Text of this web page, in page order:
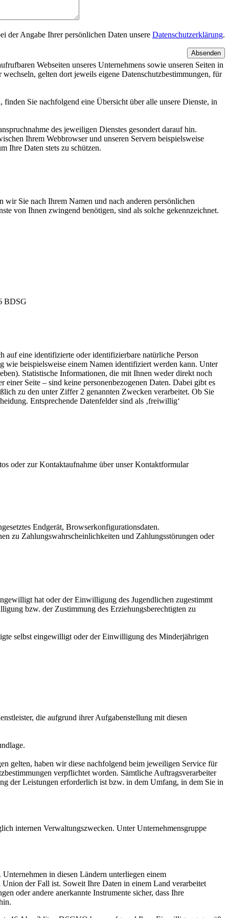
der Angabe Ihrer persönlichen Daten unsere Datenschutzerklärung.
Absenden
Webseiten unseres Unternehmens sowie unseren Seiten in
gelten dort jeweils eigene Datenschutzbestimmungen, für
Sie nachfolgend eine Übersicht über alle unsere Dienste, in
des jeweiligen Dienstes gesondert darauf hin.
Ihrem Webbrowser und unseren Servern beispielsweise
Ihre Daten stets zu schützen.
Sie nach Ihrem Namen und nach anderen persönlichen
von Ihnen zwingend benötigen, sind als solche gekennzeichnet.
BDSG
auf eine identifizierte oder identifizierbare natürliche Person
wie beispielsweise einem Namen identifiziert werden kann. Unter
Statistische Informationen, die mit Ihnen weder direkt noch
Seite – sind keine personenbezogenen Daten. Dabei gibt es
zu den unter Ziffer 2 genannten Zwecken verarbeitet. Ob Sie
Entsprechende Datenfelder sind als ‚freiwillig‘
oder zur Kontaktaufnahme über unser Kontaktformular
Endgerät, Browserkonfigurationsdaten.
zu Zahlungswahrscheinlichkeiten und Zahlungsstörungen oder
hat oder der Einwilligung des Jugendlichen zugestimmt
bzw. der Zustimmung des Erziehungsberechtigten zu
selbst eingewilligt oder der Einwilligung des Minderjährigen
die aufgrund ihrer Aufgabenstellung mit diesen
gelten, haben wir diese nachfolgend beim jeweiligen Service für
verpflichtet worden. Sämtliche Auftragsverarbeiter
der Leistungen erforderlich ist bzw. in dem Umfang, in dem Sie in
internen Verwaltungszwecken. Unter Unternehmensgruppe
in diesen Ländern unterliegen einem
Union der Fall ist. Soweit Ihre Daten in einem Land verarbeitet
oder andere anerkannte Instrumente sicher, dass Ihre